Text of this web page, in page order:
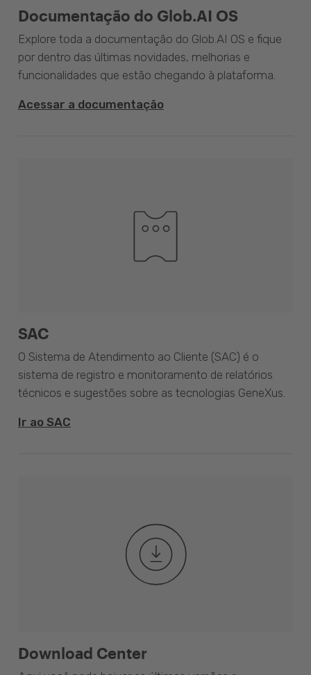
Documentação do Glob.AI OS
Explore toda a documentação do Glob.AI OS e fique
por dentro das últimas novidades, melhorias e
funcionalidades que estão chegando à plataforma.
Acessar a documentação
SAC
O Sistema de Atendimento ao Cliente (SAC) é o
sistema de registro e monitoramento de relatórios
técnicos e sugestões sobre as tecnologias GeneXus.
Ir ao SAC
Download Center